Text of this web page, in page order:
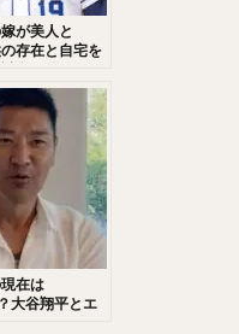
が美人と
存在と自宅を
石川柊太との
在は
大谷翔平とエ
川優馬（いまがわゆうま）